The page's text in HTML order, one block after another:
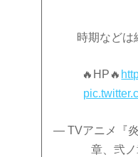
時期などは
🔥HP🔥
— TVアニメ『
章、弐ノ